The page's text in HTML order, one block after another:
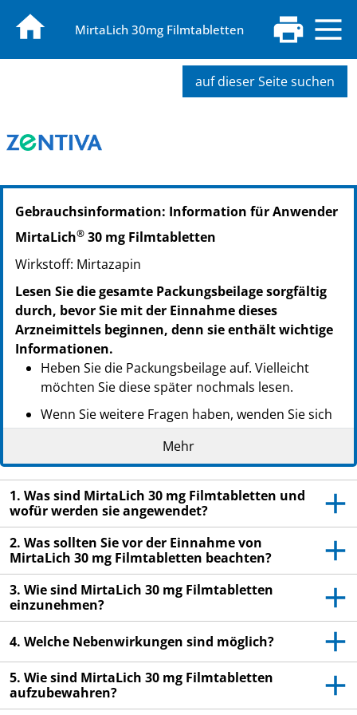
MirtaLich 30mg Filmtabletten
auf dieser Seite suchen
PZN: 02817662
PPN: 110281766284
NTIN: 04150028176624
PPN: 110281767974
NTIN: 04150028176792
PZN: 02817685
PPN: 110281768540
NTIN: 04150028176853
Gebrauchsinformation: Information für Anwender
MirtaLich® 30 mg Filmtabletten
Wirkstoff: Mirtazapin
Lesen Sie die gesamte Packungsbeilage sorgfältig
durch, bevor Sie mit der Einnahme dieses
Arzneimittels beginnen, denn sie enthält wichtige
Informationen.
Heben Sie die Packungsbeilage auf. Vielleicht
möchten Sie diese später nochmals lesen.
Wenn Sie weitere Fragen haben, wenden Sie sich
an Ihren Arzt oder Apotheker.
Dieses Arzneimittel wurde Ihnen persönlich
verschrieben. Geben Sie es nicht an Dritte weiter.
Es kann anderen Menschen schaden, auch wenn
diese die gleichen Beschwerden haben wie Sie.
Wenn Sie Nebenwirkungen bemerken, wenden Sie
sich an Ihren Arzt oder Apotheker. Dies gilt auch
für Nebenwirkungen, die nicht in dieser
Packungsbeilage angegeben sind. Siehe Abschnitt
4.
Mehr
1. Was sind MirtaLich 30 mg Filmtabletten und
wofür werden sie angewendet?
2. Was sollten Sie vor der Einnahme von
MirtaLich 30 mg Filmtabletten beachten?
3. Wie sind MirtaLich 30 mg Filmtabletten
einzunehmen?
4. Welche Nebenwirkungen sind möglich?
5. Wie sind MirtaLich 30 mg Filmtabletten
aufzubewahren?